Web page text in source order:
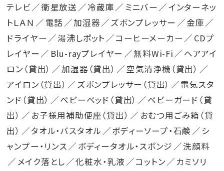
テレビ
衛星放送 冷蔵庫 ミニバー
インターネッ
トＬＡＮ
電話 加湿器 ズボンプレッサー
金庫
ドライヤー
湯沸しポット コーヒーメーカー
CDプ
レイヤー
Blu-rayプレイヤー 無料Wi-Fi
ヘアアイ
ロン（貸出）
加湿器（貸出）
空気清浄機（貸出）
アイロン（貸出）
ズボンプレッサー（貸出）
電気スタ
ンド（貸出）
ベビーベッド（貸出）
ベビーガード（貸
出）
お子様用補助便座（貸出）
おむつ用ごみ箱（貸
出）
タオル・バスタオル ボディーソープ・石鹸
シ
ャンプー・リンス
ボディータオル・スポンジ
洗顔料
メイク落とし
化粧水・乳液 コットン
カミソリ